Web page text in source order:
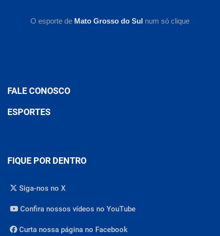
O esporte de Mato Grosso do Sul num só clique
FALE CONOSCO
ESPORTES
FIQUE POR DENTRO
Siga-nos no X
Confira nossos vídeos no YouTube
Curta nossa página no Facebook